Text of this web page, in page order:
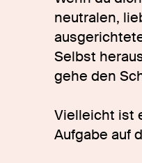
neutralen,
Selbst
gehe den
Vielleicht ist
Aufgabe auf